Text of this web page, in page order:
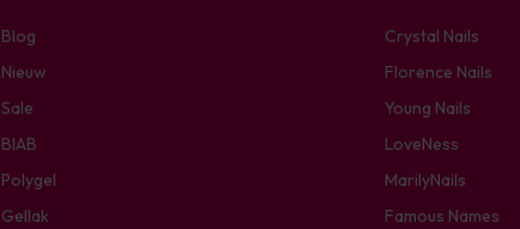
Blog
Nieuw
Sale
BIAB
Polygel
Gellak
Crystal Nails
Florence Nails
Young Nails
LoveNess
MarilyNails
Famous Names